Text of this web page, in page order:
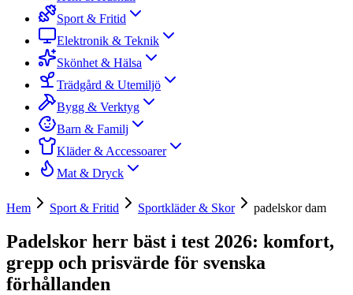
Sport & Fritid
Elektronik & Teknik
Skönhet & Hälsa
Trädgård & Utemiljö
Bygg & Verktyg
Barn & Familj
Kläder & Accessoarer
Mat & Dryck
Hem Sport & Fritid Sportkläder & Skor padelskor dam
Padelskor herr bäst i test 2026: komfort,
grepp och prisvärde för svenska
förhållanden